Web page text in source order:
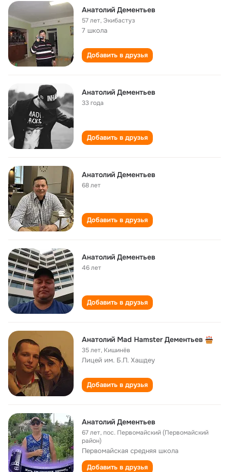
Анатолий Дементьев
57 лет, Экибастуз
7 школа
Добавить в друзья
Анатолий Дементьев
33 года
Добавить в друзья
Анатолий Дементьев
68 лет
Добавить в друзья
Анатолий Дементьев
46 лет
Добавить в друзья
Анатолий Mad Hamster Дементьев
35 лет, Кишинёв
Лицей им. Б.П. Хашдеу
Добавить в друзья
Анатолий Дементьев
67 лет,пос. Первомайский (Первомайский
район)
Первомайская средняя школа
Добавить в друзья